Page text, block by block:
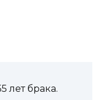
лет брака.